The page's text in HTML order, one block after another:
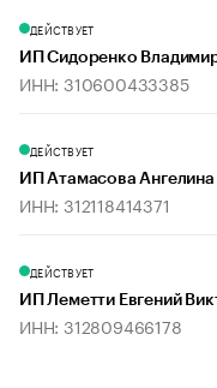
ДЕЙСТВУЕТ
ИП Сидоренко
ИНН: 310600433385
ДЕЙСТВУЕТ
ИП Атамасова
ИНН: 312118414371
ДЕЙСТВУЕТ
ИП Леметти Евгений
ИНН: 312809466178